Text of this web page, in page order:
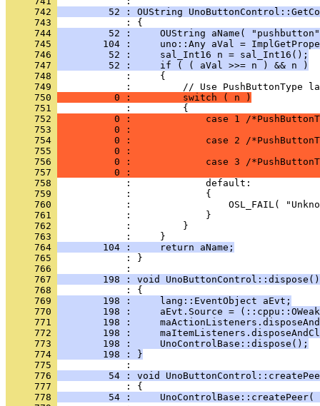
     742
52 : OUString
     743
     744
52 :     OUString aName(
     745
104 :     uno::Any aVal =
     746
         52 :     sal_Int16 n = sal_Int16();
     747
         52 :     if ( ( aVal >>= n ) && n )
     748
     749
     750
          0 :         switch ( n )
     751
     752
0 :             case 1 /
     753
0 :
     754
0 :             case 2 /
     755
0 :
     756
0 :             case 3 /
     757
0 :
     758
     759
     760
     761
     762
     763
     764
        104 :     return aName;
     765
            : }
     766
     767
198 : void
     768
     769
        198 :     lang::EventObject aEvt;
     770
198 :     aEvt.Source =
     771
198 :
     772
198 :
     773
        198 :     UnoControlBase::dispose();
     774
        198 : }
     775
     776
54 : void
     777
     778
54 :     UnoControlBase::createPeer(